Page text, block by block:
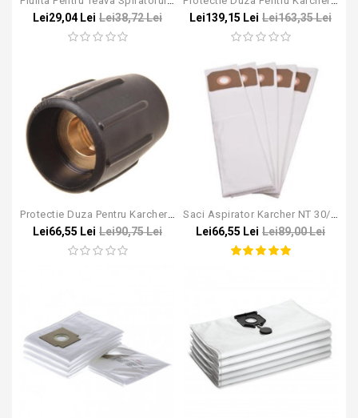
Lei29,04 Lei Lei38,72 Lei Lei139,15 Lei Lei163,35 Lei
Protectie Duza Pentru Karcher M22*1.5 (model Vechi)
Lei66,55 Lei Lei90,75 Lei
Saci Aspirator Karcher NT 30/1, 35/1, 40/1, 65/2
Lei66,55 Lei Lei89,00 Lei